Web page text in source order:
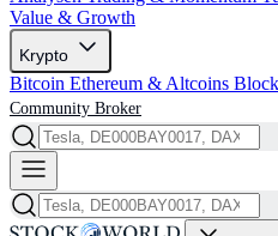
Value & Growth
Krypto
Bitcoin Ethereum & Altcoins
Community Broker